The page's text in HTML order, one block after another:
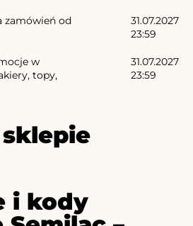
zamówień od
31.07.2027
23:59
w
topy,
31.07.2027
23:59
i kody